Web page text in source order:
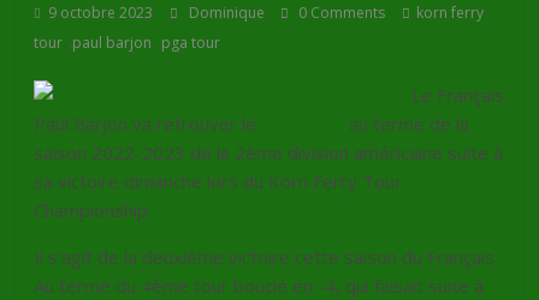
9 octobre 2023 Dominique 0 Comments
korn ferry
tour, paul barjon, pga tour
Le Français
Paul Barjon va retrouver le
au terme de la
saison 2022-2023 de la 2ème division américaine suite à
sa victoire dimanche lors du Korn Ferry Tour
Championship.
Il s’agit de la deuxième victoire cette saison du Français.
Au terme du 4ème tour bouclé en -4, qui faisait suite à